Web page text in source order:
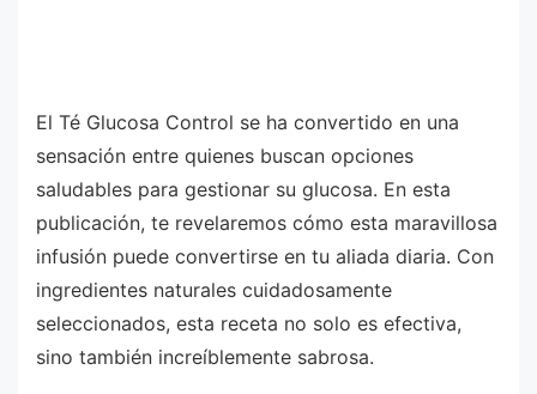
El Té Glucosa Control se ha convertido en una
sensación entre quienes buscan opciones
saludables para gestionar su glucosa. En esta
publicación, te revelaremos cómo esta maravillosa
infusión puede convertirse en tu aliada diaria. Con
ingredientes naturales cuidadosamente
seleccionados, esta receta no solo es efectiva,
sino también increíblemente sabrosa.